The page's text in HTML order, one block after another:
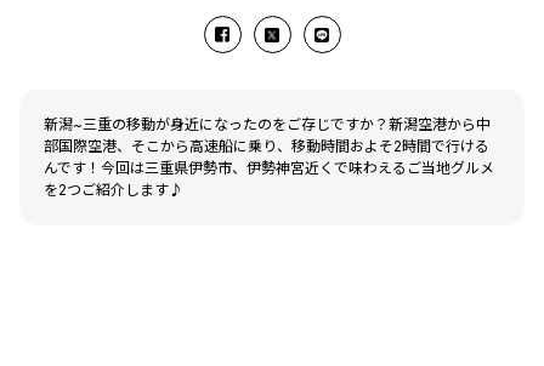
新潟~三重の移動が身近になったのをご存じですか？新潟空港から中
部国際空港、そこから高速船に乗り、移動時間およそ2時間で行ける
んです！今回は三重県伊勢市、伊勢神宮近くで味わえるご当地グルメ
を2つご紹介します♪